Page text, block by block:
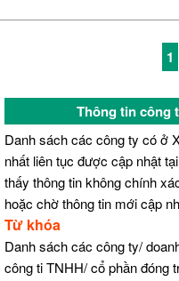
1
Thông tin công
Danh sách các công ty có ở
nhất liên tục được cập nhật
thấy thông tin không chính
hoặc chờ thông tin mới cập
Từ khóa
Danh sách các công ty/
công ti TNHH/ cổ phần đóng